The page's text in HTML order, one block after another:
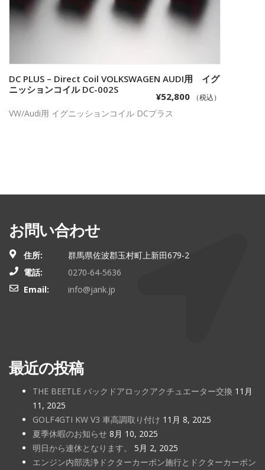
お買い物カゴに追加
DC PLUS – Direct Coil VOLKSWAGEN AUDI用 イグ
ニッションコイル DC-002S
¥52,800 （税込）
VW/Audi用 イグニッションコイル DCプラス
お問い合わせ
住所:
群馬県佐波郡玉村町上新田679-2
電話:
0270-64-5636
Email:
info@jank.jp
最近の投稿
THE BEETLE バックドアロックアクチュエーター交換 11月
11, 2025
GOLF4GTI KW V3 車高調取り付け 11月 8, 2025
夏季休暇のお知らせ 8月 10, 2025
明日から連休となります。
5月 2, 2025
エンジン内部洗浄ドクターカーボン施行とドクターカーボン